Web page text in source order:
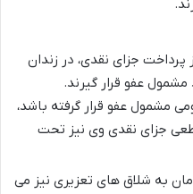
پرداخت جزای نقدی، در زندان
مشمول عفو قرار گیرند.
مشمول عفو قرار گرفته باشد،
جزای نقدی وی نیز تحت
به شلاق های تعزیری نیز می